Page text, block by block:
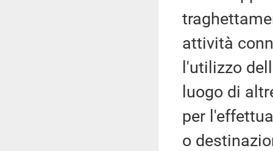
attività
l'utilizzo
luogo di
per
o